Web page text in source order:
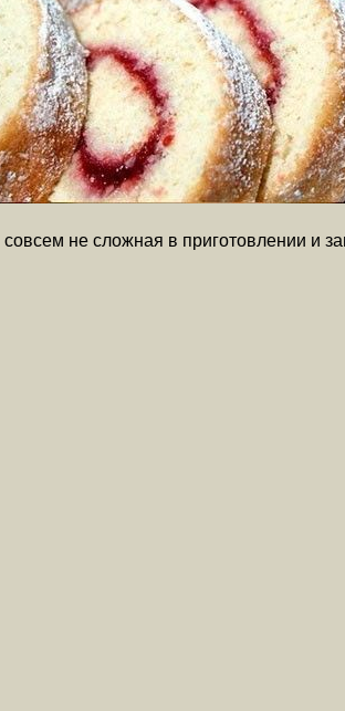
не сложная в приготовлении и